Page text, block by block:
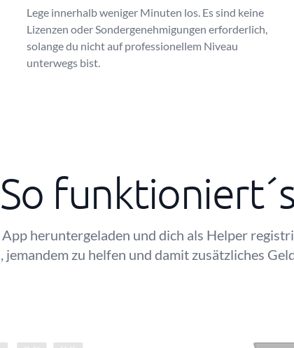
Lege innerhalb weniger Minuten los. Es sind keine
Lizenzen oder Sondergenehmigungen erforderlich,
solange du nicht auf professionellem Niveau
unterwegs bist.
So
heruntergeladen und dich als Helper
jemandem zu helfen und damit zusätzliches